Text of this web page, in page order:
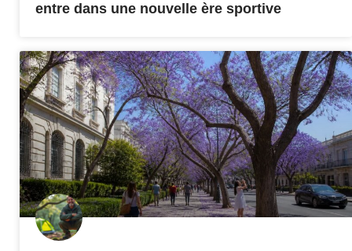
entre dans une nouvelle ère sportive